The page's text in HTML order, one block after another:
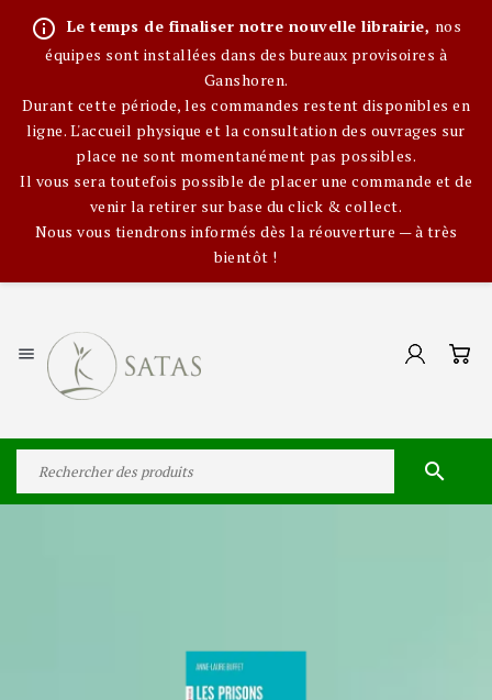
info_outline Le temps de finaliser notre nouvelle librairie, nos
équipes sont installées dans des bureaux provisoires à
Ganshoren.
Durant cette période, les commandes restent disponibles en
ligne. L'accueil physique et la consultation des ouvrages sur
place ne sont momentanément pas possibles.
Il vous sera toutefois possible de placer une commande et de
venir la retirer sur base du click & collect.
Nous vous tiendrons informés dès la réouverture — à très
bientôt !

